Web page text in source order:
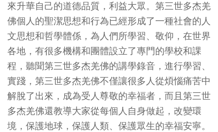
來升華自己的道德品質，利益大眾。第三世多杰羌
佛個人的聖潔思想和行為已經形成了一種社會的人
文思想和哲學體係，為人們所學習、敬仰，在世界
各地，有很多機構和團體設立了專門的學校和課
程，聽聞第三世多杰羌佛的講學錄音，進行學習、
實踐，第三世多杰羌佛不僅讓很多人從煩惱痛苦中
解脫了出來，成為受人尊敬的幸福者，而且第三世
多杰羌佛還教導大家從每個人自身做起，改變環
境，保護地球，保護人類、保護眾生的幸福安寧。